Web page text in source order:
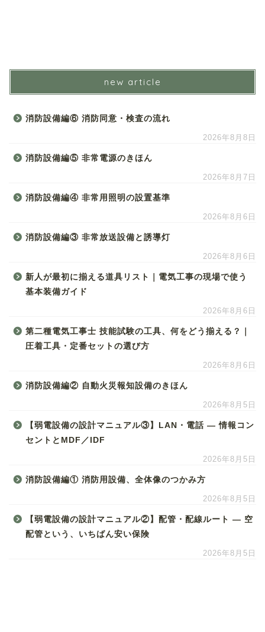
new article
消防設備編⑥ 消防同意・検査の流れ
2026年8月8日
消防設備編⑤ 非常電源のきほん
2026年8月7日
消防設備編④ 非常用照明の設置基準
2026年8月6日
消防設備編③ 非常放送設備と誘導灯
2026年8月6日
新人が最初に揃える道具リスト｜電気工事の現場で使う
基本装備ガイド
2026年8月6日
第二種電気工事士 技能試験の工具、何をどう揃える？｜
圧着工具・定番セットの選び方
2026年8月6日
消防設備編② 自動火災報知設備のきほん
2026年8月5日
【弱電設備の設計マニュアル③】LAN・電話 ― 情報コン
セントとMDF／IDF
2026年8月5日
消防設備編① 消防用設備、全体像のつかみ方
2026年8月5日
【弱電設備の設計マニュアル②】配管・配線ルート ― 空
配管という、いちばん安い保険
2026年8月5日